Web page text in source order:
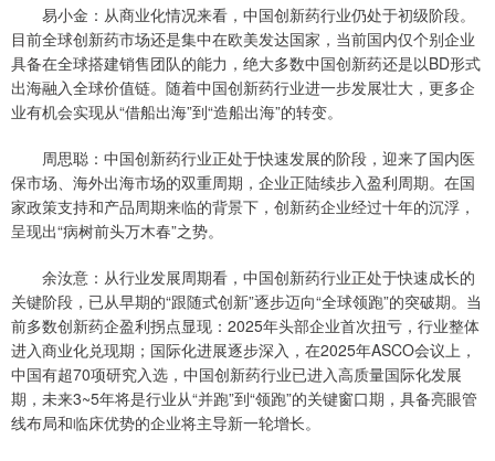
易小金：从商业化情况来看，中国创新药行业仍处于初级阶段。
目前全球创新药市场还是集中在欧美发达国家，当前国内仅个别企业
具备在全球搭建销售团队的能力，绝大多数中国创新药还是以BD形式
出海融入全球价值链。随着中国创新药行业进一步发展壮大，更多企
业有机会实现从“借船出海”到“造船出海”的转变。
周思聪：中国创新药行业正处于快速发展的阶段，迎来了国内医
保市场、海外出海市场的双重周期，企业正陆续步入盈利周期。在国
家政策支持和产品周期来临的背景下，创新药企业经过十年的沉浮，
呈现出“病树前头万木春”之势。
余汝意：从行业发展周期看，中国创新药行业正处于快速成长的
关键阶段，已从早期的“跟随式创新”逐步迈向“全球领跑”的突破期。当
前多数创新药企盈利拐点显现：2025年头部企业首次扭亏，行业整体
进入商业化兑现期；国际化进展逐步深入，在2025年ASCO会议上，
中国有超70项研究入选，中国创新药行业已进入高质量国际化发展
期，未来3~5年将是行业从“并跑”到“领跑”的关键窗口期，具备亮眼管
线布局和临床优势的企业将主导新一轮增长。